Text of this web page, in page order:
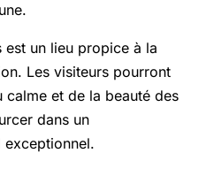
est un lieu propice à la
Les visiteurs pourront
calme et de la beauté des
dans un
exceptionnel.